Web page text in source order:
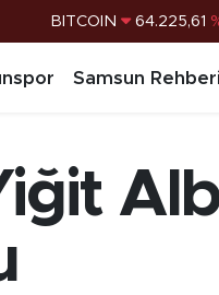
DOLAR
BİST100 13.799
Samsun Rehberi